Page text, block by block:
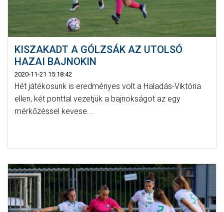
KISZAKADT A GÓLZSÁK AZ UTOLSÓ
HAZAI BAJNOKIN
2020-11-21 15:18:42
Hét játékosunk is eredményes volt a Haladás-Viktória
ellen, két ponttal vezetjük a bajnokságot az egy
mérkőzéssel kevese...